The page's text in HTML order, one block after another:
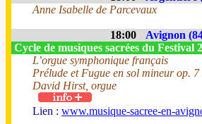
Anne Isabelle de Parcevaux
18:00 Avignon
Cycle de musiques sacrées du Festival
L’orgue symphonique français
Prélude et Fugue en sol mineur op.
David Hirst, orgue
Lien : www.musique-sacree-en-